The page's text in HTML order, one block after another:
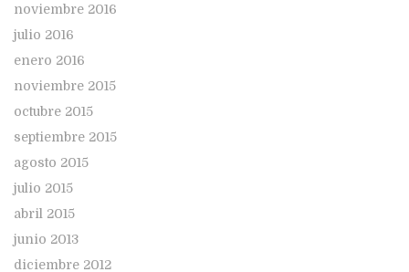
noviembre 2016
julio 2016
enero 2016
noviembre 2015
octubre 2015
septiembre 2015
agosto 2015
julio 2015
abril 2015
junio 2013
diciembre 2012